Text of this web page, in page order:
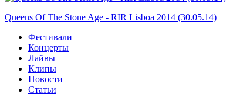
Queens Of The Stone Age - RIR Lisboa 2014 (30.05.14)
Фестивали
Концерты
Лайвы
Клипы
Новости
Статьи